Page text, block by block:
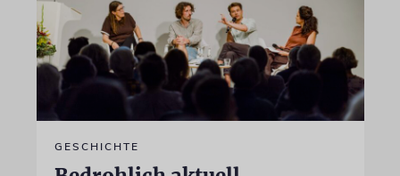
GESCHICHTE